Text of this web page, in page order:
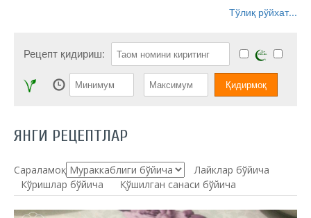
Тўлиқ рўйхат...
Рецепт қидириш:
ЯНГИ РЕЦЕПТЛАР
Сараламоқ:
Лайклар бўйича
Кўришлар бўйича
Қўшилган санаси бўйича